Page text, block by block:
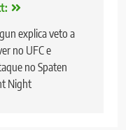
explica veto a
no UFC e
no Spaten
Night